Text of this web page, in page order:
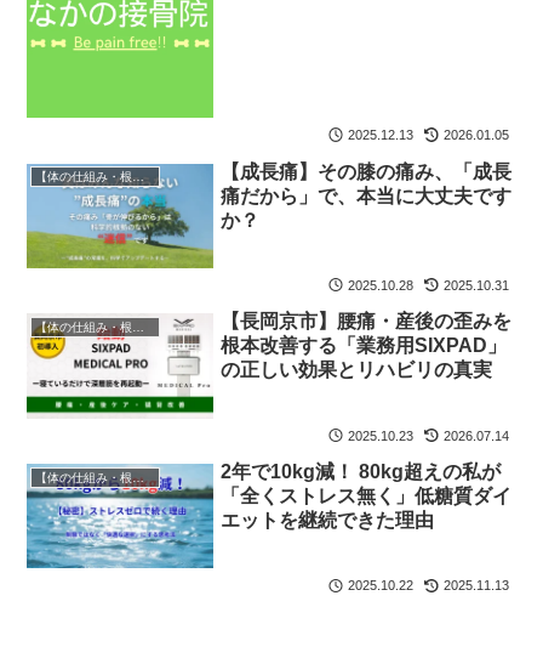
2025.12.13 2026.01.05
【体の仕組み・根本原因】
【成長痛】その膝の痛み、「成長
痛だから」で、本当に大丈夫です
か？
2025.10.28 2025.10.31
【長岡京市】腰痛・産後の歪みを
根本改善する「業務用SIXPAD」
の正しい効果とリハビリの真実
2025.10.23 2026.07.14
【体の仕組み・根本原因】
2年で10kg減！ 80kg超えの私が
「全くストレス無く」低糖質ダイ
エットを継続できた理由
2025.10.22 2025.11.13